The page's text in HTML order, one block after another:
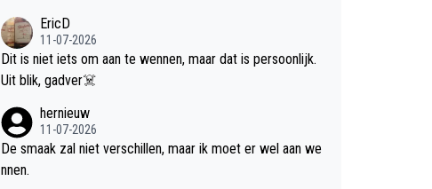
EricD
11-07-2026
Dit is niet iets om aan te wennen, maar dat is persoonlijk.
Uit blik, gadver☠️
hernieuw
11-07-2026
De smaak zal niet verschillen, maar ik moet er wel aan we
nnen.